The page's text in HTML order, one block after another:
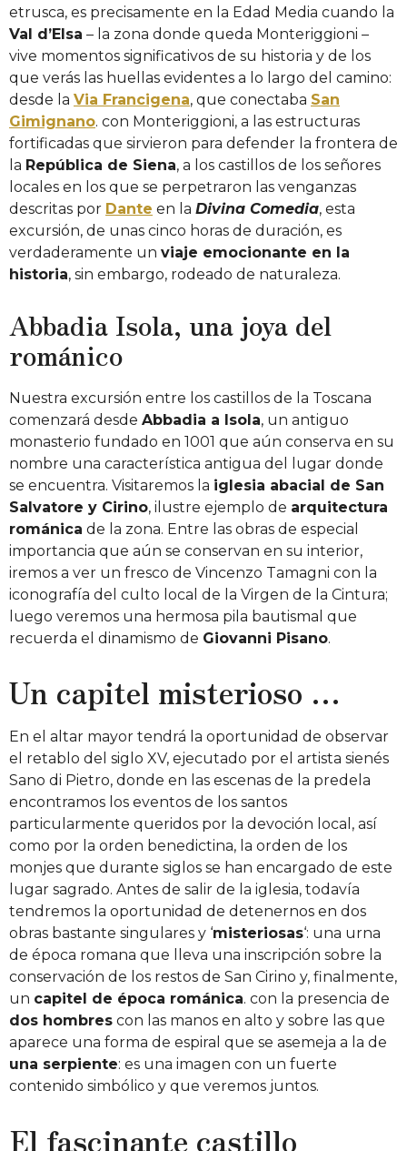
etrusca, es precisamente en la Edad Media cuando la
Val d’Elsa – la zona donde queda Monteriggioni –
vive momentos significativos de su historia y de los
que verás las huellas evidentes a lo largo del camino:
desde la Via Francigena, que conectaba San
Gimignano. con Monteriggioni, a las estructuras
fortificadas que sirvieron para defender la frontera de
la República de Siena, a los castillos de los señores
locales en los que se perpetraron las venganzas
descritas por Dante en la Divina Comedia, esta
excursión, de unas cinco horas de duración, es
verdaderamente un viaje emocionante en la
historia, sin embargo, rodeado de naturaleza.
Abbadia Isola, una joya del
románico
Nuestra excursión entre los castillos de la Toscana
comenzará desde Abbadia a Isola, un antiguo
monasterio fundado en 1001 que aún conserva en su
nombre una característica antigua del lugar donde
se encuentra. Visitaremos la iglesia abacial de San
Salvatore y Cirino, ilustre ejemplo de arquitectura
románica de la zona. Entre las obras de especial
importancia que aún se conservan en su interior,
iremos a ver un fresco de Vincenzo Tamagni con la
iconografía del culto local de la Virgen de la Cintura;
luego veremos una hermosa pila bautismal que
recuerda el dinamismo de Giovanni Pisano.
Un capitel misterioso …
En el altar mayor tendrá la oportunidad de observar
el retablo del siglo XV, ejecutado por el artista sienés
Sano di Pietro, donde en las escenas de la predela
encontramos los eventos de los santos
particularmente queridos por la devoción local, así
como por la orden benedictina, la orden de los
monjes que durante siglos se han encargado de este
lugar sagrado. Antes de salir de la iglesia, todavía
tendremos la oportunidad de detenernos en dos
obras bastante singulares y ‘misteriosas‘: una urna
de época romana que lleva una inscripción sobre la
conservación de los restos de San Cirino y, finalmente,
un capitel de época románica. con la presencia de
dos hombres con las manos en alto y sobre las que
aparece una forma de espiral que se asemeja a la de
una serpiente: es una imagen con un fuerte
contenido simbólico y que veremos juntos.
El fascinante castillo